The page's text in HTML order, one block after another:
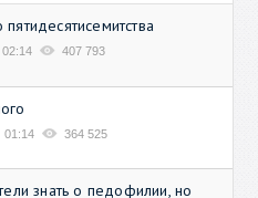
02:14 407 793
01:14 364 525
знать о педофилии, но